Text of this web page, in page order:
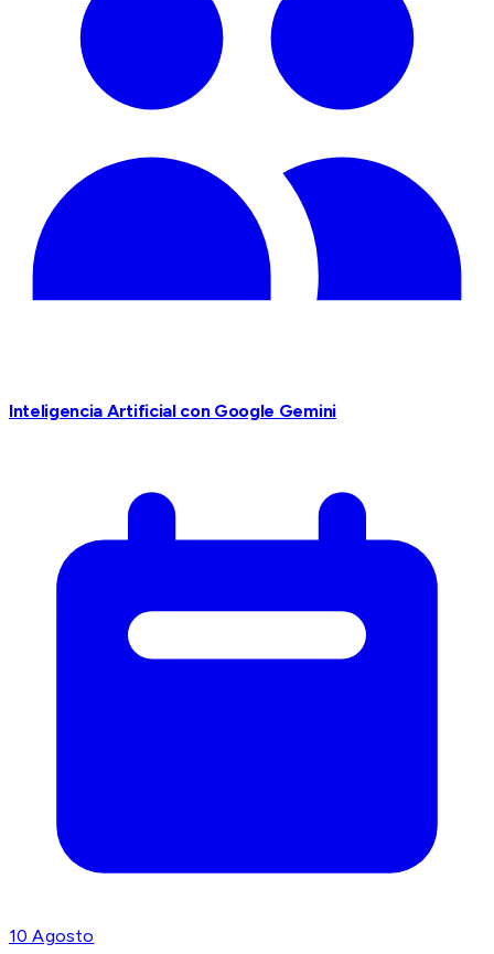
Inteligencia Artificial con Google Gemini
10 Agosto